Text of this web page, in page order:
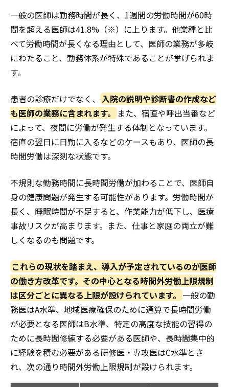
一般の医師は勤務時間が長く、1週間の労働時間が60時
間を超える医師は41.8%（※）に上ります。他業種と比
べて労働時間が長くなる理由として、医師の業務が多岐
にわたること、勤務体系が特殊であることが挙げられま
す。
患者の診療だけでなく、 入院の説明や診断書の作成など
も医師の業務に含まれます。
また、宿直や呼出当番など
によって、夜間に労働が発生する体制となっています。
宿直の翌日に日勤に入るなどのケースもあり、医師の長
時間労働は深刻な状態です。
不規則な勤務時間に長時間労働が加わることで、医師自
身の健康問題が発生する可能性があります。労働時間が
長く、睡眠時間が不足すると、作業能力が低下し、医療
事故リスクが高まります。また、仕事と家庭の両立が難
しくなるのも問題です。
これらの現状を踏まえ、導入が予定されているのが医師
の働き方改革です。その中心となる時間外労働上限規制
は区分ごとに異なる上限が設けられています。 一般の勤
務医はA水準、地域医療確保のために通算で長時間労働
が必要となる医師はB水準、特定の高度な技能の習得の
ために長時間修練する必要がある医師や、長時間集中的
に経験を積む必要がある研修医・専攻医はC水準とさ
れ、次の通り時間外労働上限規制が設けられます。